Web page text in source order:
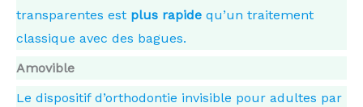
transparentes est plus rapide qu’un traitement
classique avec des bagues.
Amovible
Le dispositif d’orthodontie invisible pour adultes par